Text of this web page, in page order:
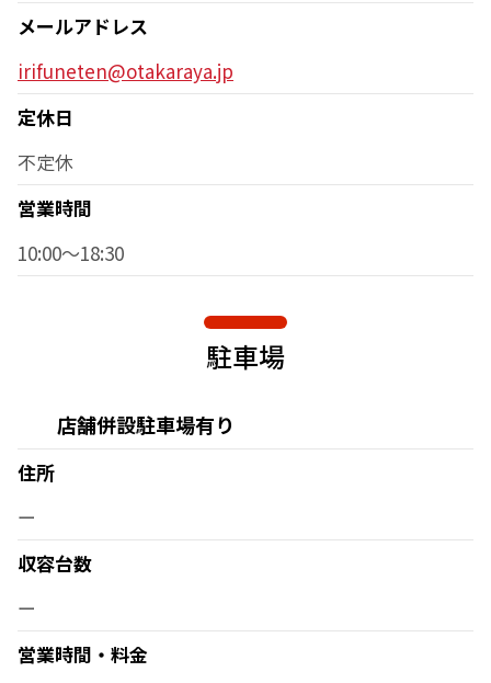
メールアドレス
irifuneten@otakaraya.jp
定休日
不定休
営業時間
10:00～18:30
駐車場
店舗併設駐車場有り
住所
ー
収容台数
ー
営業時間・料金